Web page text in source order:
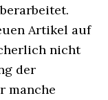
Artikel auf
nicht
der
manche